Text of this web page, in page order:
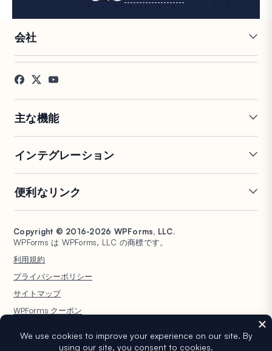
会社
採用情報
お客様の声
プレス
アフィリエイト
主な機能
条件付きロジック
会話型フォーム
フォームランディングページ
エントリー管理
フォーム放棄
フォーム通知
ファイルアップロード
計算フォーム
ジオロケーションフォーム
PDF生成
署名フォーム
スパム保護
アンケートと投票
インテグレーション
Google Sheets
Salesforce
HubSpot
Google ドライブ
Stripe
PayPal
Square
便利なリンク
ドキュメント
プランと料金
WordPress ホスティング
WPBeginner
WPConsent
Universally
Copyright © 2016-2026 WPForms, LLC.
WPForms は WPForms, LLC の商標です。
利用規約
プライバシーポリシー
サイトマップ
WPForms クーポン